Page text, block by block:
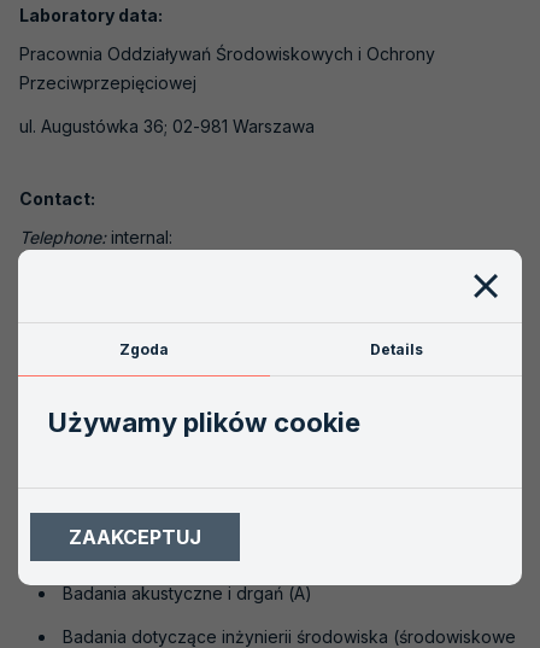
PT providers
RM producers
Non-active accreditations
Laboratory data:
Pracownia Oddziaływań Środowiskowych i Ochrony
Przeciwprzepięciowej
ul. Augustówka 36; 02-981 Warszawa
Contact:
Telephone:internal:
krzysztof.kalwasinski@ien.com.pl
Badania akustyczne i drgań (A)
Badania dotyczące inżynierii środowiska (środowiskowe
Zgoda Details
Używamy plików cookie
ZAAKCEPTUJ